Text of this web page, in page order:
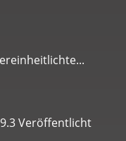
Veröffentlicht